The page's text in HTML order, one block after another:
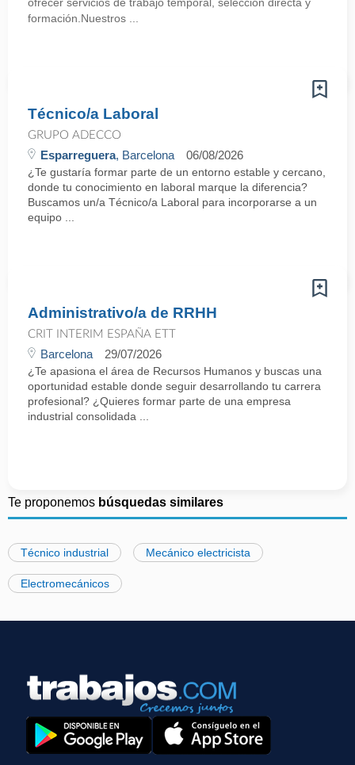
formación.Nuestros ...
Técnico/a Laboral
GRUPO ADECCO
Esparreguera, Barcelona 06/08/2026
¿Te gustaría formar parte de un entorno estable y cercano,
donde tu conocimiento en laboral marque la diferencia?
Buscamos un/a Técnico/a Laboral para incorporarse a un
equipo ...
Administrativo/a de RRHH
CRIT INTERIM ESPAÑA ETT
Barcelona 29/07/2026
¿Te apasiona el área de Recursos Humanos y buscas una
oportunidad estable donde seguir desarrollando tu carrera
profesional? ¿Quieres formar parte de una empresa
industrial consolidada ...
Te proponemos búsquedas similares
Técnico industrial Mecánico electricista
Electromecánicos